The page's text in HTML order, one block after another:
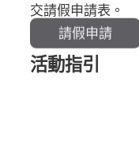
交請假申請表。
請假申請
活動指引